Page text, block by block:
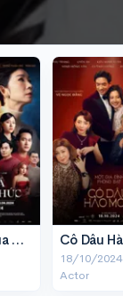
Cái Giá Của Hạnh Phúc
18/10/2024
Actor